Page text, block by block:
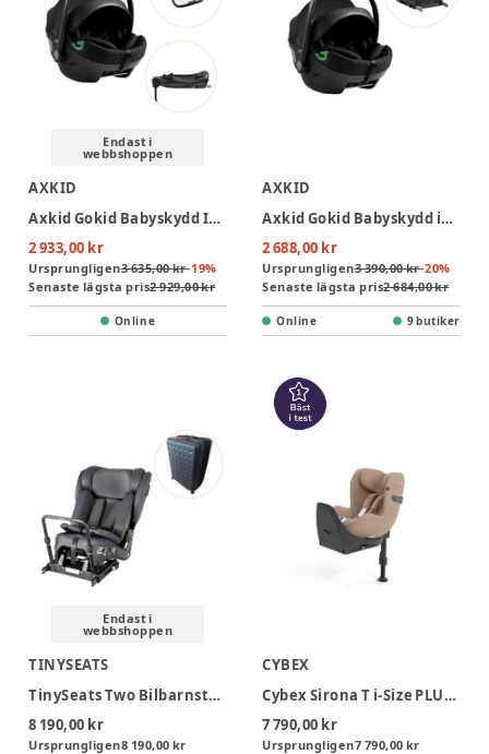
Endast i
webbshoppen
AXKID
Axkid Gokid Babyskydd Inkl. Bas Och Spegel - Coastal Storm Black
2 933,00 kr
Ursprungligen3 635,00 kr-19%
Senaste lägsta pris2 929,00 kr
Online
AXKID
Axkid Gokid Babyskydd inkl. bas - Coastal Storm Black
2 688,00 kr
Ursprungligen3 390,00 kr-20%
Senaste lägsta pris2 684,00 kr
Online 9 butiker
Endast i
webbshoppen
TINYSEATS
TinySeats Two Bilbarnstol Inkl. Transportväska
8 190,00 kr
Ursprungligen8 190,00 kr
CYBEX
Cybex Sirona T i-Size PLUS Bilbarnstol inkl. bas - Cozy Beige
7 790,00 kr
Ursprungligen7 790,00 kr